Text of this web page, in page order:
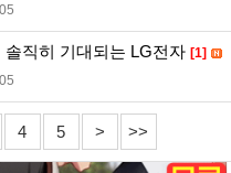
직히 기대되는 LG전자 [1]
4 5 > >>